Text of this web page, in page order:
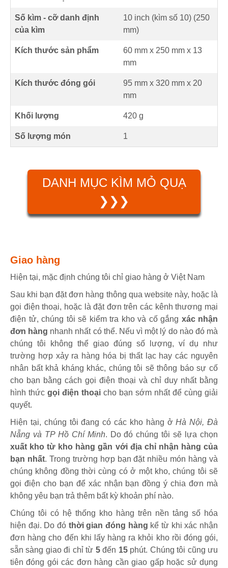
Số kìm - cỡ danh định
của kìm
10 inch (kìm số 10) (250
mm)
Kích thước sản phẩm 60 mm x 250 mm x 13
mm
Kích thước đóng gói
95 mm x 320 mm x 20
mm
Khối lượng 420 g
Số lượng món 1
DANH MỤC KÌM MỎ QUẠ
❯❯❯
Giao hàng
Hiện tại, mặc định chúng tôi chỉ giao hàng ở Việt Nam
Sau khi bạn đặt đơn hàng thông qua website này, hoặc là
gọi điện thoại, hoặc là đặt đơn trên các kênh thương mại
điện tử, chúng tôi sẽ kiểm tra kho và cố gắng xác nhận
đơn hàng nhanh nhất có thể. Nếu vì một lý do nào đó mà
chúng tôi không thể giao đúng số lượng, ví dụ như
trường hợp xảy ra hàng hóa bị thất lạc hay các nguyên
nhân bất khả kháng khác, chúng tôi sẽ thông báo sự cố
cho bạn bằng cách gọi điện thoại và chỉ duy nhất bằng
hình thức gọi điện thoại cho bạn sớm nhất để cùng giải
quyết.
Hiện tại, chúng tôi đang có các kho hàng ởHà Nội, Đà
Nẵng và TP Hồ Chí Minh. Do đó chúng tôi sẽ lựa chọn
xuất kho từ kho hàng gần với địa chỉ nhận hàng của
bạn nhất. Trong trường hợp bạn đặt nhiều món hàng và
chúng không đồng thời cùng có ở một kho, chúng tôi sẽ
gọi điện cho bạn để xác nhận bạn đồng ý chia đơn mà
không yêu bạn trả thêm bất kỳ khoản phí nào.
Chúng tôi có hệ thống kho hàng trên nền tảng số hóa
hiện đại. Do đó thời gian đóng hàng kể từ khi xác nhận
đơn hàng cho đến khi lấy hàng ra khỏi kho rồi đóng gói,
sẵn sàng giao đi chỉ từ 5đến 15 phút. Chúng tôi cũng ưu
tiên đóng gói các đơn hàng cần giao gấp hoặc sử dụng